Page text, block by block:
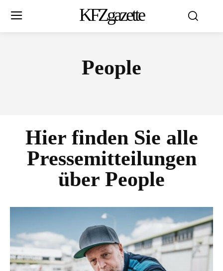
KFZgazette
People
Hier finden Sie alle
Pressemitteilungen
über People